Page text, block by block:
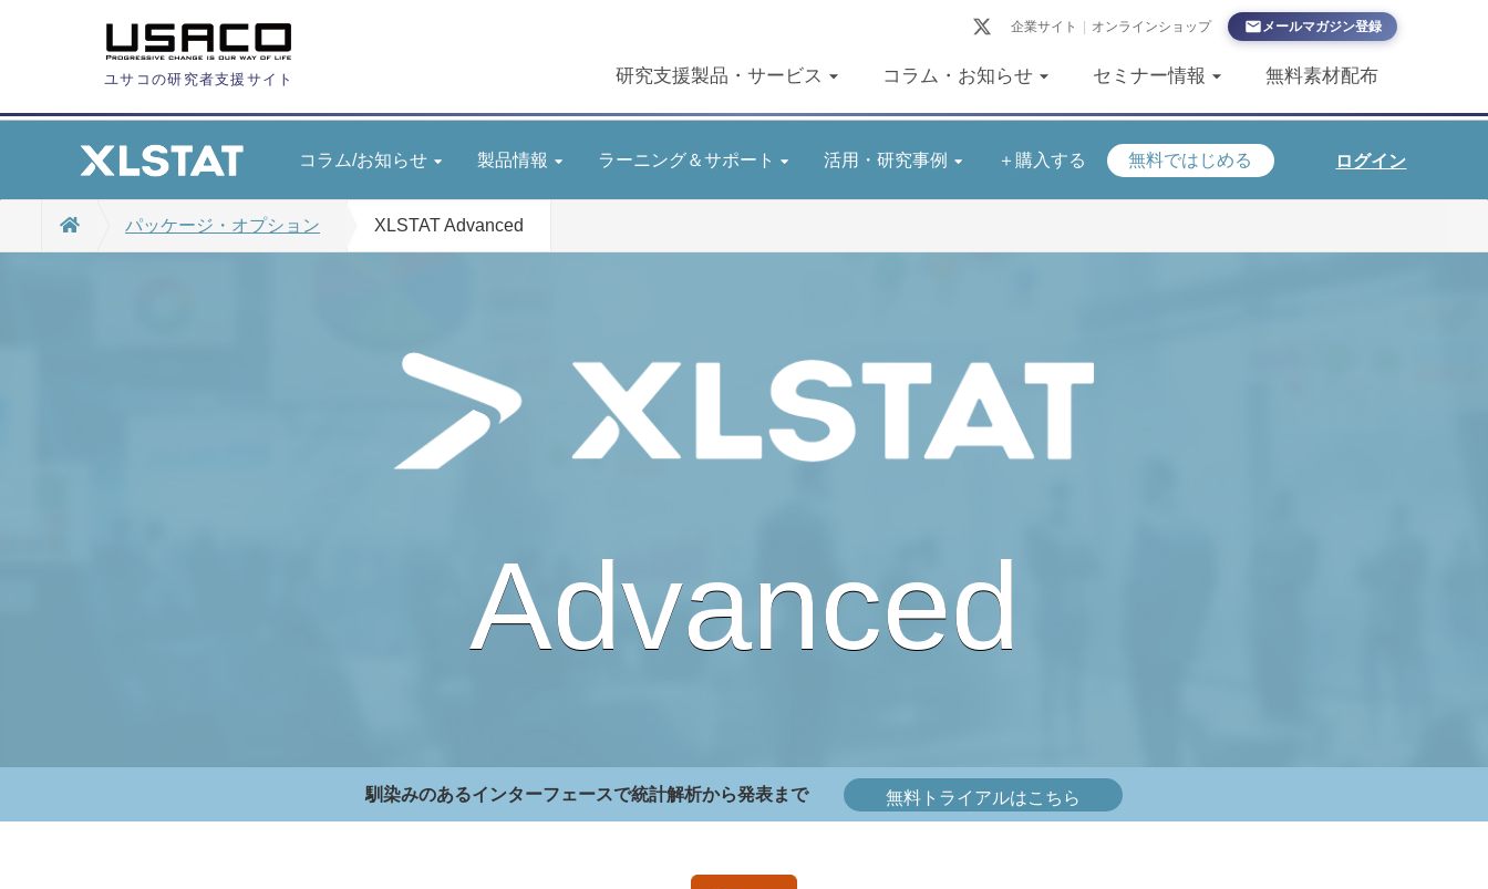
ユサコの研究者支援サイト
企業サイト | オンラインショップ メールマガジン登録
研究支援製品・サービス コラム・お知らせ セミナー情報 無料素材配布
コラム/お知らせ 製品情報 ラーニング＆サポート 活用・研究事例 ＋購入する 無料ではじめる ログイン
パッケージ・オプション XLSTAT Advanced
Advanced
馴染みのあるインターフェースで統計解析から発表まで 無料トライアルはこちら